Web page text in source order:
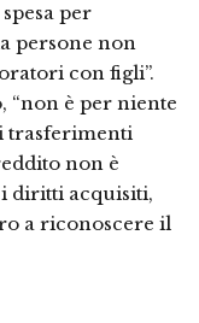
per
persone non
con figli”.
“non è per niente
trasferimenti
non è
diritti acquisiti,
a riconoscere il